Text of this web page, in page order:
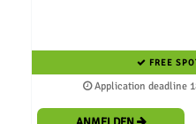
FREE
Application deadline